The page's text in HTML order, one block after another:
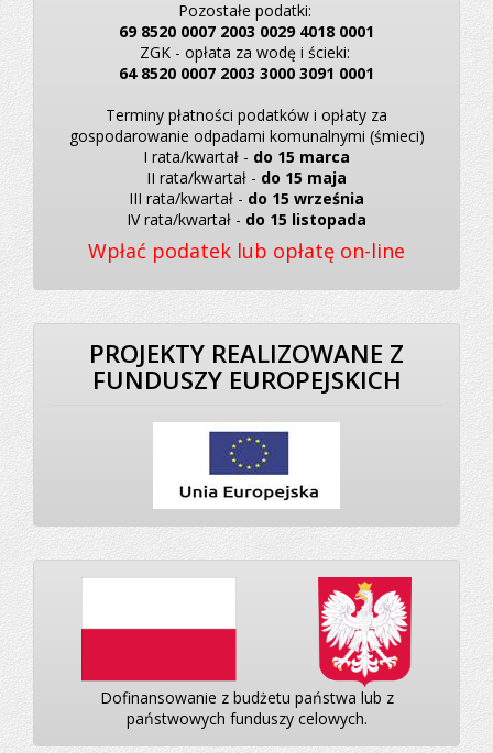
Pozostałe podatki:
69 8520 0007 2003 0029 4018 0001
ZGK - opłata za wodę i ścieki:
64 8520 0007 2003 3000 3091 0001
Terminy płatności podatków i opłaty za
gospodarowanie odpadami komunalnymi (śmieci)
I rata/kwartał - do 15 marca
II rata/kwartał - do 15 maja
III rata/kwartał - do 15 września
IV rata/kwartał - do 15 listopada
Wpłać podatek lub opłatę on-line
PROJEKTY REALIZOWANE Z
FUNDUSZY EUROPEJSKICH
Dofinansowanie z budżetu państwa lub z
państwowych funduszy celowych.